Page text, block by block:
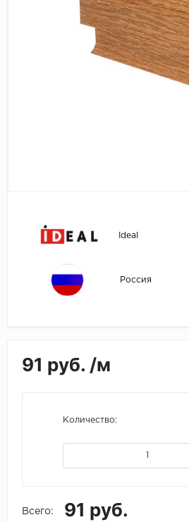
Ideal
Россия
91 руб. /м
Количество:
Всего: 91 руб.